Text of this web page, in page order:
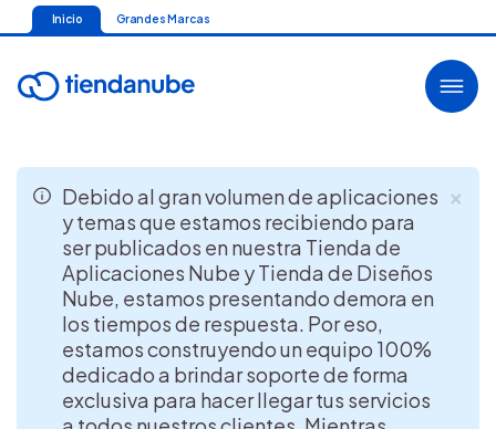
Inicio Grandes Marcas
×
Debido al gran volumen de aplicaciones
y temas que estamos recibiendo para
ser publicados en nuestra Tienda de
Aplicaciones Nube y Tienda de Diseños
Nube, estamos presentando demora en
los tiempos de respuesta. Por eso,
estamos construyendo un equipo 100%
dedicado a brindar soporte de forma
exclusiva para hacer llegar tus servicios